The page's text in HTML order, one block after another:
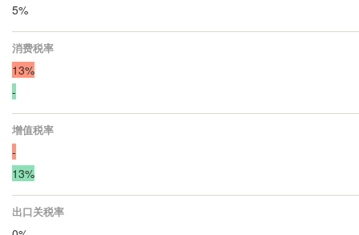
5%
消费税率
13%
-
增值税率
-
13%
出口关税率